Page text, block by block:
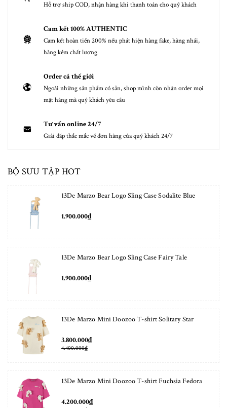
Hỗ trợ ship COD, nhận hàng khi thanh toán cho quý khách
Cam kết 100% AUTHENTIC
Cam kết hoàn tiền 200% nếu phát hiện hàng fake, hàng nhái,
hàng kém chất lượng
Order cả thế giới
Ngoài những sản phẩm có sẵn, shop mình còn nhận order mọi
mặt hàng mà quý khách yêu cầu
Tư vấn online 24/7
Giải đáp thắc mắc về đơn hàng của quý khách 24/7
BỘ SƯU TẬP HOT
13De Marzo Bear Logo Sling Case Sodalite Blue
1.900.000₫
13De Marzo Bear Logo Sling Case Fairy Tale
1.900.000₫
13De Marzo Mini Doozoo T-shirt Solitary Star
3.800.000₫
4.400.000₫
13De Marzo Mini Doozoo T-shirt Fuchsia Fedora
4.200.000₫